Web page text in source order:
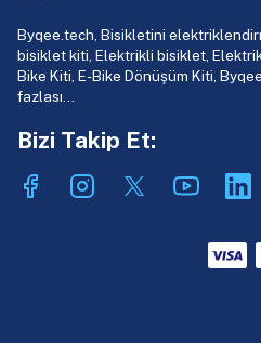
Byqee.tech, Bisikletini
bisiklet kiti, Elektrikli bisiklet,
Bike Kiti, E-Bike Dönüşüm Kiti,
fazlası…
Bizi Takip Et: